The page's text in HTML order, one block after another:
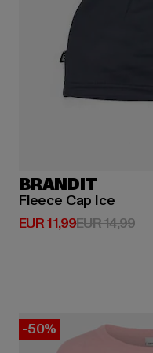
BRANDIT
Fleece Cap Ice
EUR 11,99
Derzeitiger Preis: EUR
EUR 14,99
-50%